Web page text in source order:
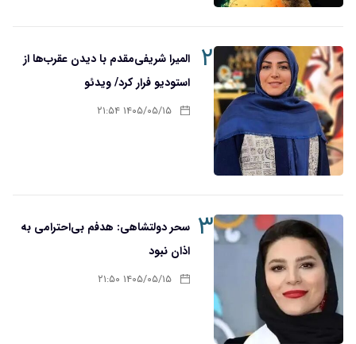
۲
المیرا شریفی‌مقدم با دیدن عقرب‌ها از
استودیو فرار کرد/ ویدئو
۱۴۰۵/۰۵/۱۵ ۲۱:۵۴
۳ سحر دولتشاهی: هدفم بی‌احترامی به
اذان نبود
۱۴۰۵/۰۵/۱۵ ۲۱:۵۰